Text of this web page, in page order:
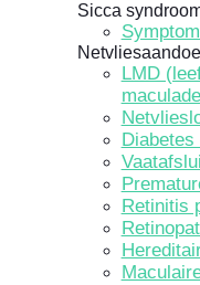
Sicca
LMD
Retinitis